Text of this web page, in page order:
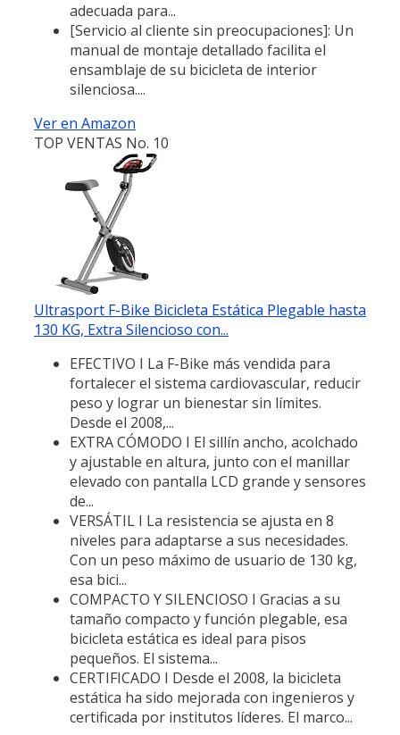
adecuada para...
[Servicio al cliente sin preocupaciones]: Un
manual de montaje detallado facilita el
ensamblaje de su bicicleta de interior
silenciosa....
Ver en Amazon
TOP VENTAS No. 10
Ultrasport F-Bike Bicicleta Estática Plegable hasta
130 KG, Extra Silencioso con...
EFECTIVO I La F-Bike más vendida para
fortalecer el sistema cardiovascular, reducir
peso y lograr un bienestar sin límites.
Desde el 2008,...
EXTRA CÓMODO I El sillín ancho, acolchado
y ajustable en altura, junto con el manillar
elevado con pantalla LCD grande y sensores
de...
VERSÁTIL I La resistencia se ajusta en 8
niveles para adaptarse a sus necesidades.
Con un peso máximo de usuario de 130 kg,
esa bici...
COMPACTO Y SILENCIOSO I Gracias a su
tamaño compacto y función plegable, esa
bicicleta estática es ideal para pisos
pequeños. El sistema...
CERTIFICADO I Desde el 2008, la bicicleta
estática ha sido mejorada con ingenieros y
certificada por institutos líderes. El marco...